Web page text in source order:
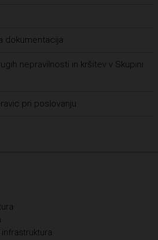
dokumentacija
nepravilnosti in kršitev v Skupini
pri poslovanju
infrastruktura